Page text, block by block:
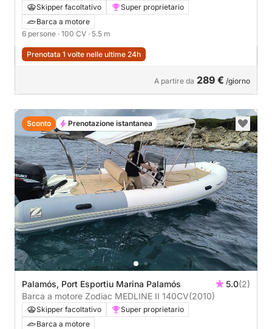
100CV
Skipper facoltativo
Super proprietario
Barca a motore
6 persone · 100 CV · 5.5 m
Prenotata 1 volte nelle ultime 24h
A partire da 289 € /giorno
Palamós, Port Esportiu Marina Palamós 5.0(2)
Barca a motore Zodiac MEDLINE II 140CV(2010)
Skipper facoltativo
Super proprietario
Barca a motore
Sconto Prenotazione istantanea